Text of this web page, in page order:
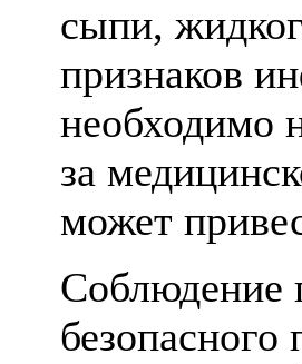
сыпи,
признаков
необходимо
за
может
Соблюдение